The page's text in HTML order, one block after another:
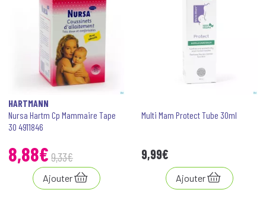
HARTMANN
Nursa Hartm Cp Mammaire Tape
30 4911846
8,88€ 9,33€
Ajouter
Multi Mam Protect Tube 30ml
9,99€
Ajouter